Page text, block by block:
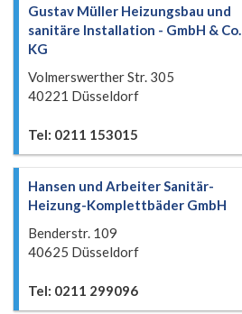
Gustav Müller Heizungsbau und
sanitäre Installation - GmbH & Co.
KG
Volmerswerther Str. 305
40221 Düsseldorf
Tel: 0211 153015
Hansen und Arbeiter Sanitär-
Heizung-Komplettbäder GmbH
Benderstr. 109
40625 Düsseldorf
Tel: 0211 299096